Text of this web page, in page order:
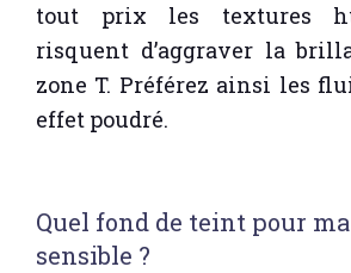
tout prix les textures
risquent d’aggraver la
zone T. Préférez ainsi les
effet poudré.
Quel fond de teint pour
sensible ?